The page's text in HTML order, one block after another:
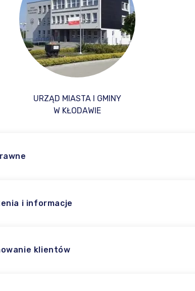
URZĄD MIASTA I GMINY
W KŁODAWIE
i informacje
klientów